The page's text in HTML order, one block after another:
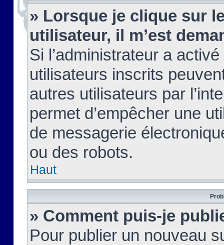
» Lorsque je clique sur
utilisateur, il m’est
Si l’administrateur a
utilisateurs inscrits
autres utilisateurs par
permet d’empêcher une
de messagerie
ou des robots.
Haut
» Comment puis-je
Pour publier un nouveau